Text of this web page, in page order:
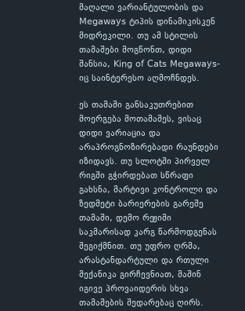
მაღალი ვარიანტულობის და
Megaways ტიპის დინამიკისკენ
მიდრეკილი. თუ ამ სტილის
თამაშები მოგწონთ, დიდი
შანსია, King of Cats Megaways-
იც საინტერესო აღმოჩნდეს.
ეს თამაში განსაკუთრებით
მოერგება მოთამაშეს, ვისაც
დიდი ვარიაცია და
არაპროგნოზირებადი რაუნდები
იზიდავს. თუ სლოტში პირველ
რიგში გჭირდებათ სწრაფი
გახსნა, მარტივი კონტროლი და
ზედმეტი ბარიერების გარეშე
თამაში, დემო რეჟიმი
საკმარისად კარგ წარმოდგენას
შეგიქმნით. თუ უფრო ღრმა,
არასტანდარტული და რთული
მექანიკა გირჩევნიათ, მაშინ
იგივე პროვაიდერის სხვა
თამაშების შედარებაც ღირს.